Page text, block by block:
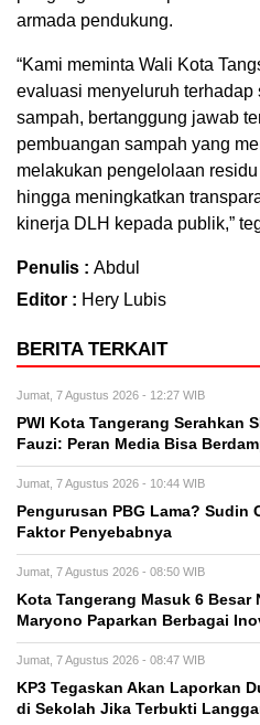
armada pendukung.
“Kami meminta Wali Kota
evaluasi menyeluruh terhadap
sampah, bertanggung jawab
pembuangan sampah yang
melakukan pengelolaan
hingga meningkatkan
kinerja DLH kepada publik,”
Penulis : Abdul
Editor : Hery Lubis
BERITA TERKAIT
Jumat, 7 Agustus 2026 - 12:27 WIB
PWI Kota Tangerang Serahkan
Fauzi: Peran Media Bisa
Jumat, 7 Agustus 2026 - 10:44 WIB
Pengurusan PBG Lama? Sudin
Faktor Penyebabnya
Jumat, 7 Agustus 2026 - 08:50 WIB
Kota Tangerang Masuk 6 Besar
Maryono Paparkan Berbagai
Jumat, 7 Agustus 2026 - 08:47 WIB
KP3 Tegaskan Akan Laporkan
di Sekolah Jika Terbukti